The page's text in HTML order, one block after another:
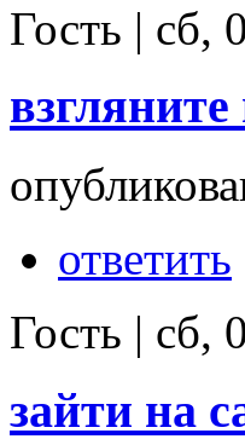
Гость | сб,
ответить
Гость | сб,
зайти на